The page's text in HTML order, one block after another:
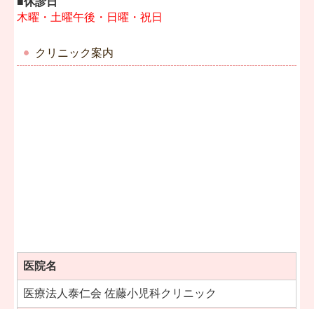
クリニック案内
医院名
医療法人泰仁会 佐藤小児科クリニック
木曜・土曜午後・ 日曜・祝日